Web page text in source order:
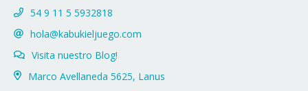
54 9 11 5 5932818
hola@kabukieljuego.com
Visita nuestro Blog!
Marco Avellaneda 5625, Lanus